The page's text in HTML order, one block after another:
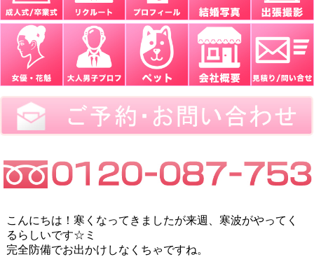
こんにちは！寒くなってきましたが来週、寒波がやってく
るらしいです☆ミ
完全防備でお出かけしなくちゃですね。